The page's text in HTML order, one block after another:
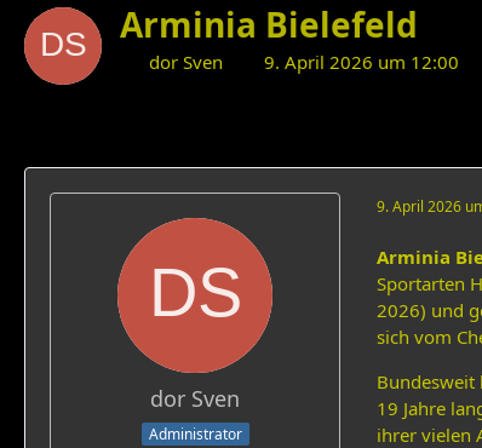
Arminia Bielefeld
dor Sven 9. April 2026 um 12:00
dor Sven
Administrator
9. April 2026
Arminia
Sportarten
2026) und
sich vom
Bundesweit
19 Jahre
ihrer vielen